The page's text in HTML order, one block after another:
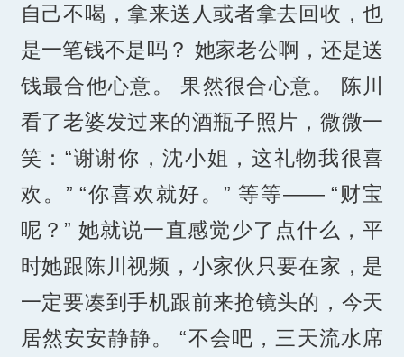
自己不喝，拿来送人或者拿去回收，也
是一笔钱不是吗？ 她家老公啊，还是送
钱最合他心意。 果然很合心意。 陈川
看了老婆发过来的酒瓶子照片，微微一
笑：“谢谢你，沈小姐，这礼物我很喜
欢。” “你喜欢就好。” 等等—— “财宝
呢？” 她就说一直感觉少了点什么，平
时她跟陈川视频，小家伙只要在家，是
一定要凑到手机跟前来抢镜头的，今天
居然安安静静。 “不会吧，三天流水席